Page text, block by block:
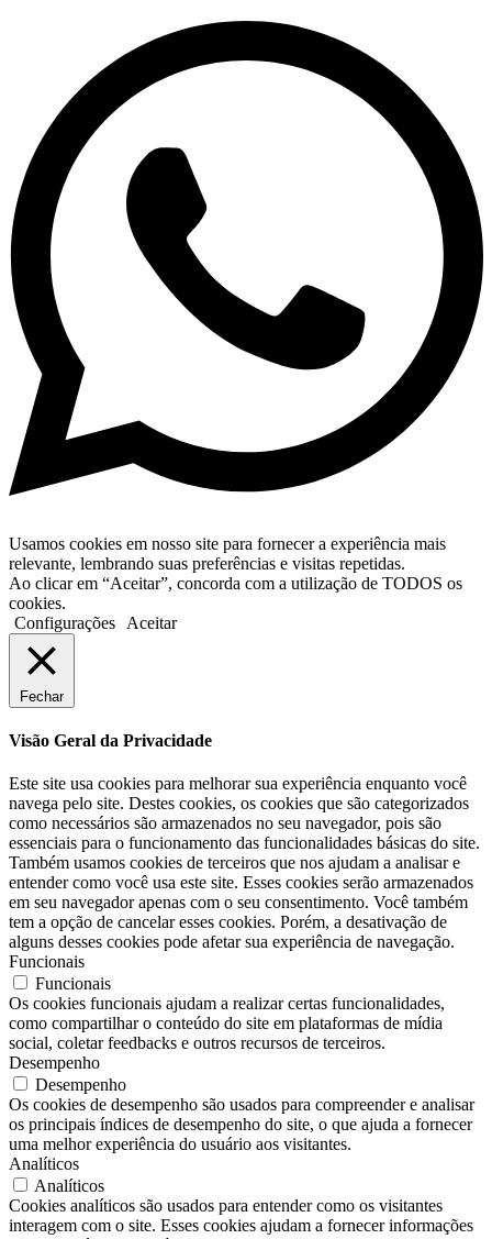
Usamos cookies em nosso site para fornecer a experiência mais
relevante, lembrando suas preferências e visitas repetidas.
Ao clicar em “Aceitar”, concorda com a utilização de TODOS os
cookies.
Configurações
Aceitar
Fechar
Visão Geral da Privacidade
Este site usa cookies para melhorar sua experiência enquanto você
navega pelo site. Destes cookies, os cookies que são categorizados
como necessários são armazenados no seu navegador, pois são
essenciais para o funcionamento das funcionalidades básicas do site.
Também usamos cookies de terceiros que nos ajudam a analisar e
entender como você usa este site. Esses cookies serão armazenados
em seu navegador apenas com o seu consentimento. Você também
tem a opção de cancelar esses cookies. Porém, a desativação de
alguns desses cookies pode afetar sua experiência de navegação.
Funcionais
Funcionais
Os cookies funcionais ajudam a realizar certas funcionalidades,
como compartilhar o conteúdo do site em plataformas de mídia
social, coletar feedbacks e outros recursos de terceiros.
Desempenho
Desempenho
Os cookies de desempenho são usados ​​para compreender e analisar
os principais índices de desempenho do site, o que ajuda a fornecer
uma melhor experiência do usuário aos visitantes.
Analíticos
Analíticos
Cookies analíticos são usados ​​para entender como os visitantes
interagem com o site. Esses cookies ajudam a fornecer informações